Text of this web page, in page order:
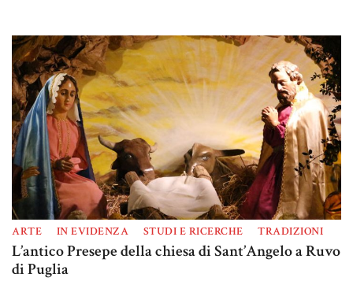
ARTE IN EVIDENZA STUDI E RICERCHE TRADIZIONI
L’antico Presepe della chiesa di Sant’Angelo a Ruvo
di Puglia